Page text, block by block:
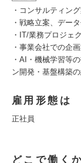
・コンサルティン
・戦略立案、デー
・IT/業務プロジェ
・事業会社での企
・AI・機械学習等
ン開発・基盤構築
雇用形態は
正社員
どこで働く